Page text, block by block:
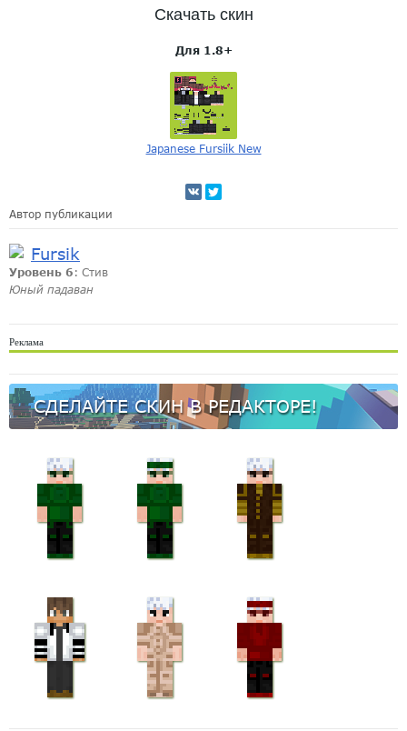
Скачать скин
Для 1.8+
Japanese Fursiik New
Автор публикации
Fursik
Уровень 6 : Стив
Юный падаван
Реклама
СДЕЛАЙТЕ СКИН В РЕДАКТОРЕ!